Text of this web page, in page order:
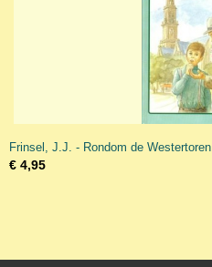
Frinsel, J.J. - Rondom de Westertoren
€ 4,95